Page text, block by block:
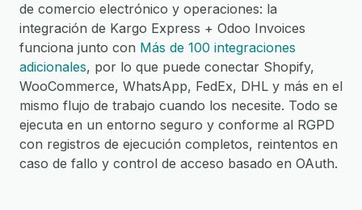
de comercio electrónico y operaciones: la
integración de Kargo Express + Odoo Invoices
funciona junto con Más de 100 integraciones
adicionales, por lo que puede conectar Shopify,
WooCommerce, WhatsApp, FedEx, DHL y más en el
mismo flujo de trabajo cuando los necesite. Todo se
ejecuta en un entorno seguro y conforme al RGPD
con registros de ejecución completos, reintentos en
caso de fallo y control de acceso basado en OAuth.